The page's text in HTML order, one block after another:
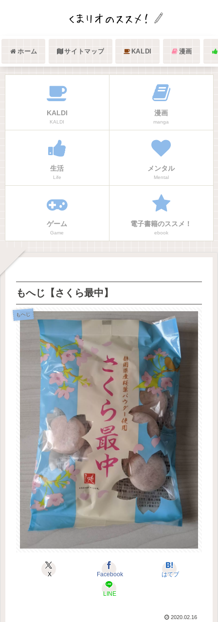
ホーム サイトマップ KALDI 漫画
KALDI
KALDI
漫画
manga
生活
Life
メンタル
Mental
ゲーム
Game
電子書籍のススメ！
ebook
もへじ【さくら最中】
もへじ
X Facebook はてブ
LINE
2020.02.16